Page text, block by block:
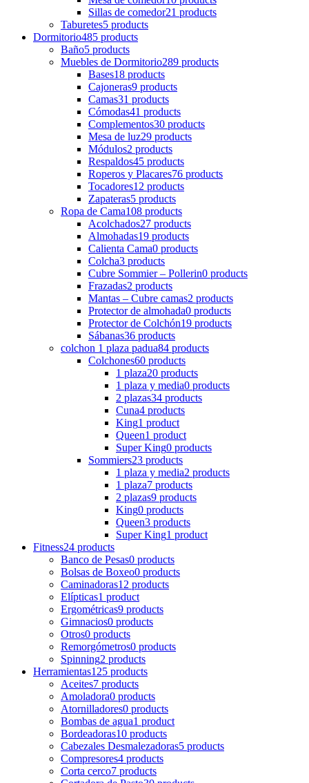
Sillas de comedor21 products
Taburetes5 products
Dormitorio485 products
Baño5 products
Muebles de Dormitorio289 products
Bases18 products
Cajoneras9 products
Camas31 products
Cómodas41 products
Complementos30 products
Mesa de luz29 products
Módulos2 products
Respaldos45 products
Roperos y Placares76 products
Tocadores12 products
Zapateras5 products
Ropa de Cama108 products
Acolchados27 products
Almohadas19 products
Calienta Cama0 products
Colcha3 products
Cubre Sommier – Pollerin0 products
Frazadas2 products
Mantas – Cubre camas2 products
Protector de almohada0 products
Protector de Colchón19 products
Sábanas36 products
colchon 1 plaza padua84 products
Colchones60 products
1 plaza20 products
1 plaza y media0 products
2 plazas34 products
Cuna4 products
King1 product
Queen1 product
Super King0 products
Sommiers23 products
1 plaza y media2 products
1 plaza7 products
2 plazas9 products
King0 products
Queen3 products
Super King1 product
Fitness24 products
Banco de Pesas0 products
Bolsas de Boxeo0 products
Caminadoras12 products
Elípticas1 product
Ergométricas9 products
Gimnacios0 products
Otros0 products
Remorgómetros0 products
Spinning2 products
Herramientas125 products
Aceites7 products
Amoladora0 products
Atornilladores0 products
Bombas de agua1 product
Bordeadoras10 products
Cabezales Desmalezadoras5 products
Compresores4 products
Corta cerco7 products